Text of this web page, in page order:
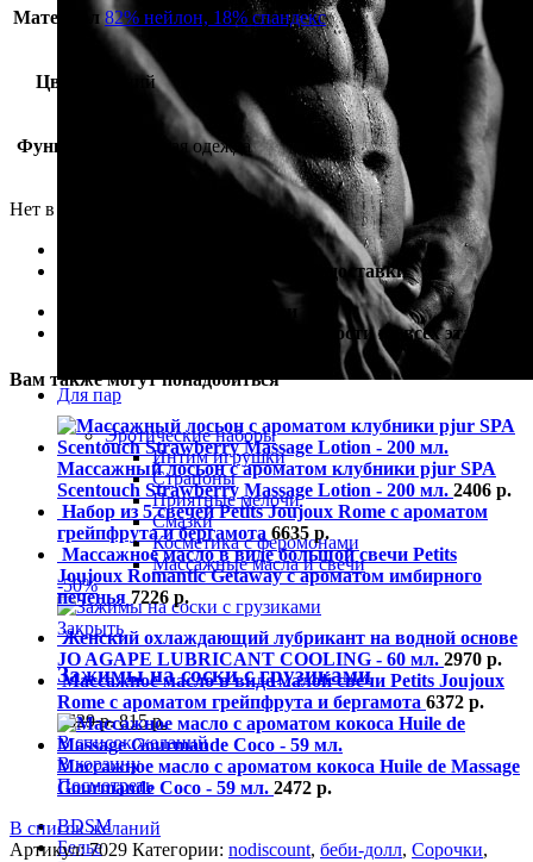
Для пар
Эротические наборы
Интим игрушки
Страпоны
Приятные мелочи
Смазки
Косметика с феромонами
Массажные масла и свечи
-50%
Закрыть
Зажимы на соски с грузиками
1629р. 815р.
В список желаний
В корзину
Посмотреть
BDSM
Белье
Материал 82% нейлон, 18% спандекс
Цвет синий
Функция эротичная одежда
Нет в наличии
100% гарантия самой быстрой доставки
100% гарантия от подделки
100% гарантия полной анонимности на всех этапах
Вам также могут понадобиться
Массажный лосьон с ароматом клубники pjur SPA
Scentouch Strawberry Massage Lotion - 200 мл. 2406 р.
Набор из 5 свечей Petits Joujoux Rome с ароматом
грейпфрута и бергамота 6635 р.
Массажное масло в виде большой свечи Petits
Joujoux Romantic Getaway с ароматом имбирного
печенья 7226 р.
Женский охлаждающий лубрикант на водной основе
JO AGAPE LUBRICANT COOLING - 60 мл. 2970 р.
Массажное масло в виде малой свечи Petits Joujoux
Rome с ароматом грейпфрута и бергамота 6372 р.
Массажное масло с ароматом кокоса Huile de Massage
Gourmande Coco - 59 мл. 2472 р.
В список желаний
Артикул:7029 Категории: nodiscount, беби-долл, Сорочки,